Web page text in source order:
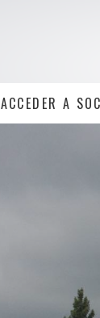
ACCEDER A